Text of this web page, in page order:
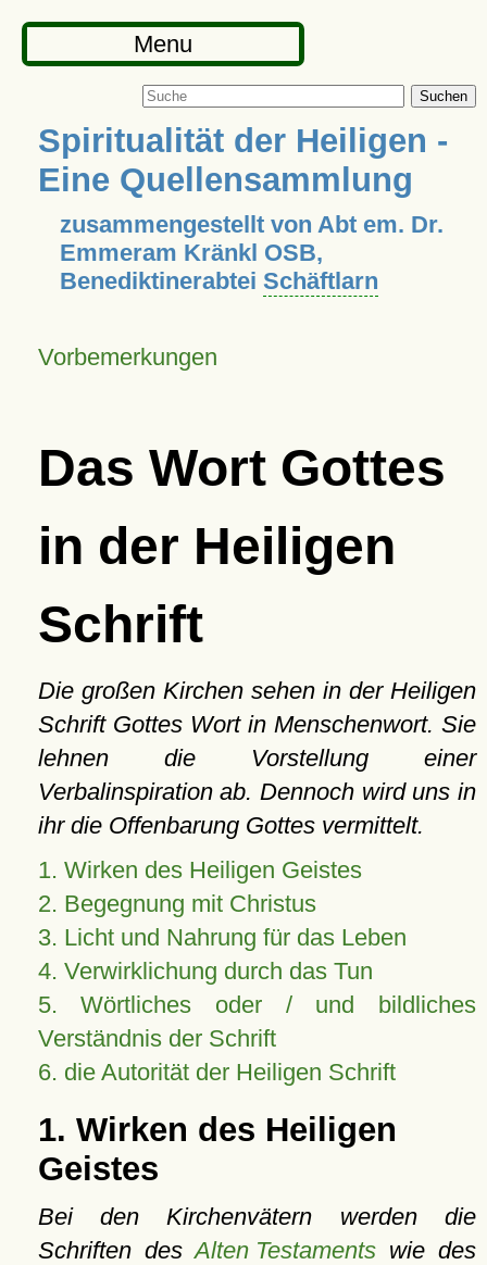
Menu
Suchen
Spiritualität der Heiligen -
Eine Quellensammlung
zusammengestellt von Abt em. Dr.
Emmeram Kränkl OSB,
Benediktinerabtei Schäftlarn
Vorbemerkungen
Das Wort Gottes
in der Heiligen
Schrift
Die großen Kirchen sehen in der Heiligen
Schrift Gottes Wort in Menschenwort. Sie
lehnen die Vorstellung einer
Verbalinspiration ab. Dennoch wird uns in
ihr die Offenbarung Gottes vermittelt.
1. Wirken des Heiligen Geistes
2. Begegnung mit Christus
3. Licht und Nahrung für das Leben
4. Verwirklichung durch das Tun
5. Wörtliches oder / und bildliches
Verständnis der Schrift
6. die Autorität der Heiligen Schrift
1. Wirken des Heiligen
Geistes
Bei den Kirchenvätern werden die
Schriften desAlten Testaments wie des